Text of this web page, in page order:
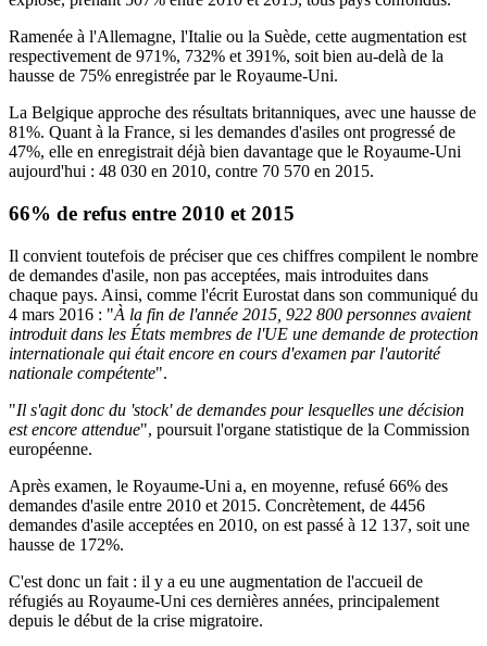
Ramenée à l'Allemagne, l'Italie ou la Suède, cette augmentation est
respectivement de 971%, 732% et 391%, soit bien au-delà de la
hausse de 75% enregistrée par le Royaume-Uni.
La Belgique approche des résultats britanniques, avec une hausse de
81%. Quant à la France, si les demandes d'asiles ont progressé de
47%, elle en enregistrait déjà bien davantage que le Royaume-Uni
aujourd'hui : 48 030 en 2010, contre 70 570 en 2015.
66% de refus entre 2010 et 2015
Il convient toutefois de préciser que ces chiffres compilent le nombre
de demandes d'asile, non pas acceptées, mais introduites dans
chaque pays. Ainsi, comme l'écrit Eurostat dans son communiqué du
4 mars 2016 : "À la fin de l'année 2015, 922 800 personnes avaient
introduit dans les États membres de l'UE une demande de protection
internationale qui était encore en cours d'examen par l'autorité
nationale compétente".
"Il s'agit donc du 'stock' de demandes pour lesquelles une décision
est encore attendue", poursuit l'organe statistique de la Commission
européenne.
Après examen, le Royaume-Uni a, en moyenne, refusé 66% des
demandes d'asile entre 2010 et 2015. Concrètement, de 4456
demandes d'asile acceptées en 2010, on est passé à 12 137, soit une
hausse de 172%.
C'est donc un fait : il y a eu une augmentation de l'accueil de
réfugiés au Royaume-Uni ces dernières années, principalement
depuis le début de la crise migratoire.